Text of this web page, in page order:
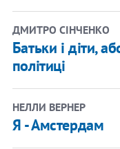
ДМИТРО СІНЧЕНКО
Батьки і діти,
політиці
НЕЛЛИ ВЕРНЕР
Я - Амстердам